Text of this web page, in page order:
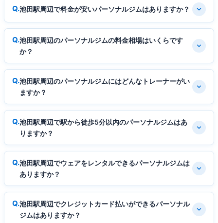
池田駅周辺で料金が安いパーソナルジムはありますか？
池田駅周辺のパーソナルジムの料金相場はいくらです
か？
池田駅周辺のパーソナルジムにはどんなトレーナーがい
ますか？
池田駅周辺で駅から徒歩5分以内のパーソナルジムはあ
りますか？
池田駅周辺でウェアをレンタルできるパーソナルジムは
ありますか？
池田駅周辺でクレジットカード払いができるパーソナル
ジムはありますか？